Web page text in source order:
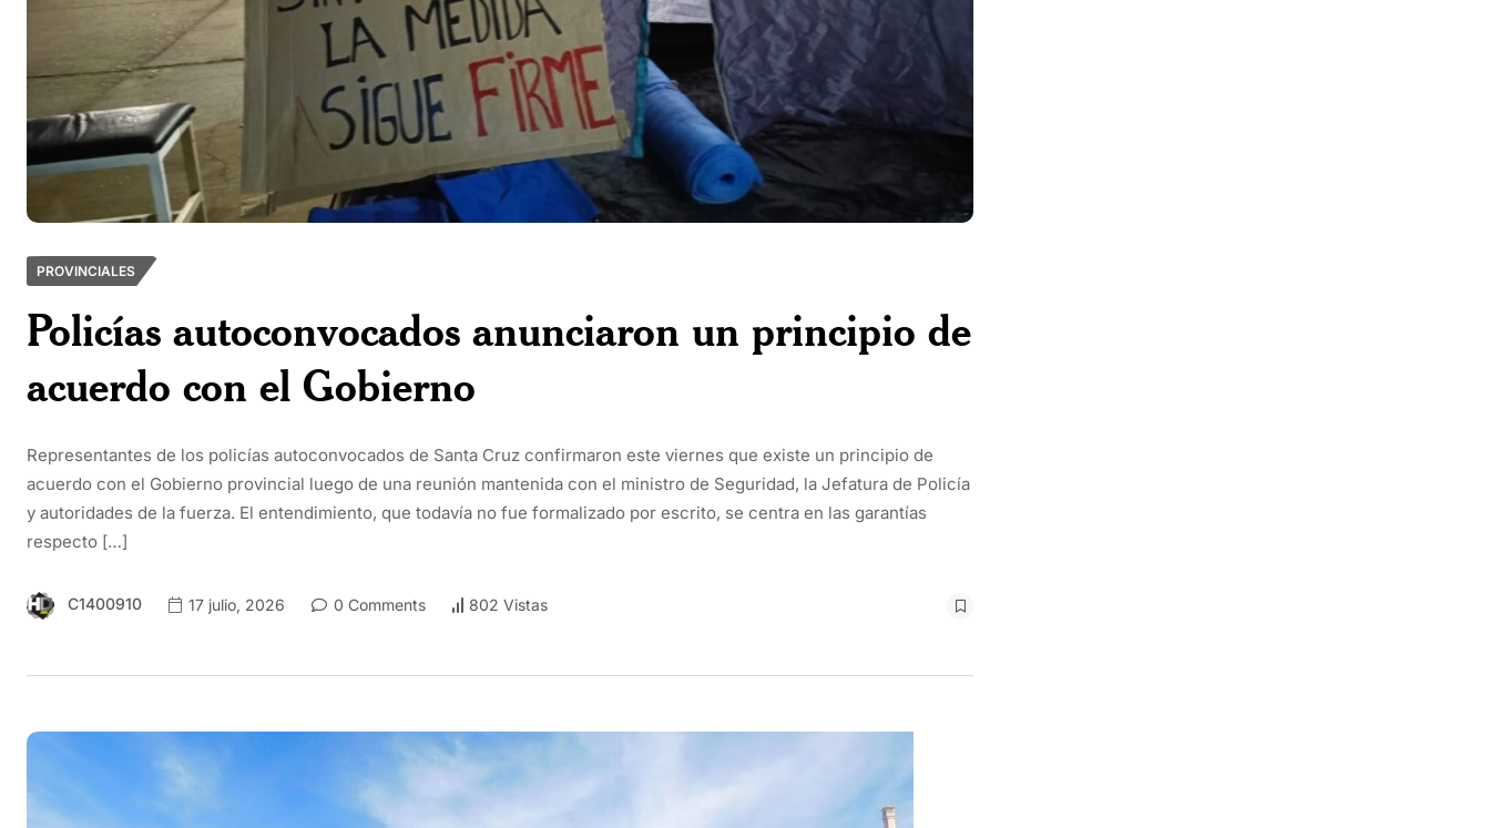
PROVINCIALES
Policías autoconvocados anunciaron un principio de
acuerdo con el Gobierno
Representantes de los policías autoconvocados de Santa Cruz confirmaron este viernes que existe un principio de
acuerdo con el Gobierno provincial luego de una reunión mantenida con el ministro de Seguridad, la Jefatura de Policía
y autoridades de la fuerza. El entendimiento, que todavía no fue formalizado por escrito, se centra en las garantías
respecto […]
C1400910 17 julio, 2026 0 Comments 802 Vistas